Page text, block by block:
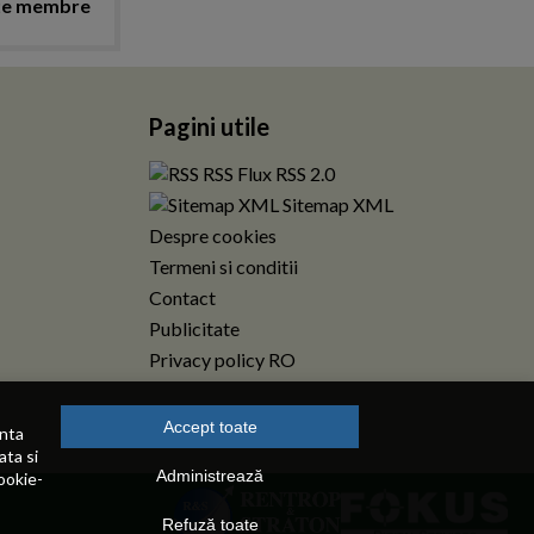
si
Accept toate
Administrează
Refuză toate
membre
Pagini utile
RSS Flux RSS 2.0
Sitemap XML
Despre cookies
Termeni si conditii
Contact
Publicitate
Privacy policy RO